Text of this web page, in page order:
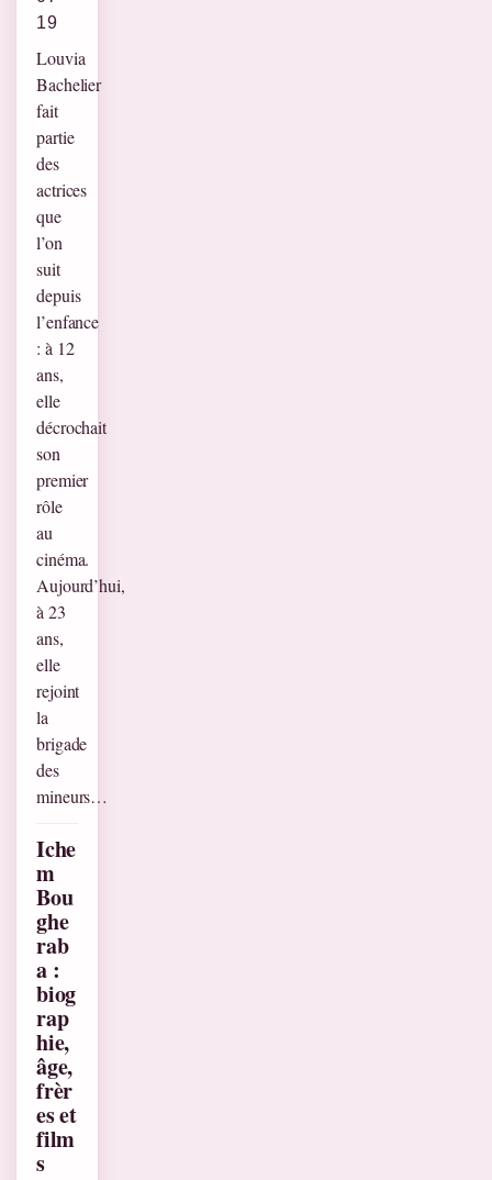
19
Louvia
Bachelier
fait
partie
des
actrices
que
l’on
suit
depuis
l’enfance
: à 12
ans,
elle
décrochait
son
premier
rôle
au
cinéma.
Aujourd’hui,
à 23
ans,
elle
rejoint
la
brigade
des
mineurs…
Iche
m
Bou
ghe
rab
a :
biog
rap
hie,
âge,
frèr
es et
film
s